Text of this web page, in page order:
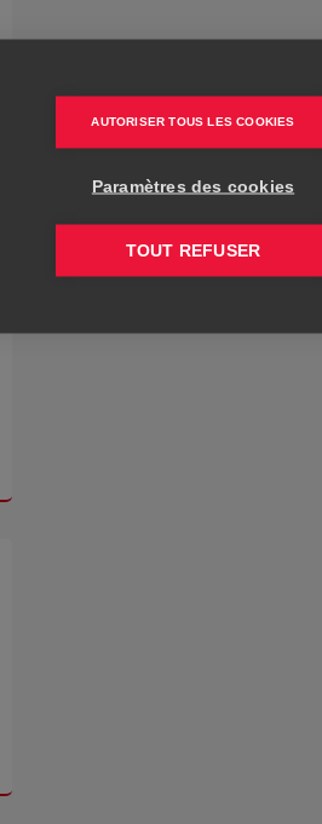
AUTORISER TOUS LES COOKIES
Paramètres des cookies
TOUT REFUSER